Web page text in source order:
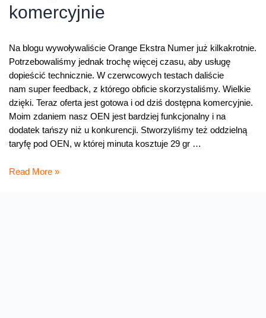
komercyjnie
Na blogu wywoływaliście Orange Ekstra Numer już kilkakrotnie.
Potrzebowaliśmy jednak trochę więcej czasu, aby usługę
dopieścić technicznie. W czerwcowych testach daliście
nam super feedback, z którego obficie skorzystaliśmy. Wielkie
dzięki. Teraz oferta jest gotowa i od dziś dostępna komercyjnie.
Moim zdaniem nasz OEN jest bardziej funkcjonalny i na
dodatek tańszy niż u konkurencji. Stworzyliśmy też oddzielną
taryfę pod OEN, w której minuta kosztuje 29 gr …
Orange
Read More »